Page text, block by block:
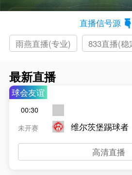
直播信号源
雨燕直播(专业)
833直播(稳
最新直播
球会友谊
00:30
未开赛
维尔茨堡踢球者
高清直播